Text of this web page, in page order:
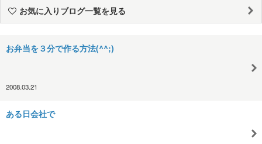
お気に入りブログ一覧を見る
お弁当を３分で作る方法(^^;)
2008.03.21
ある日会社で